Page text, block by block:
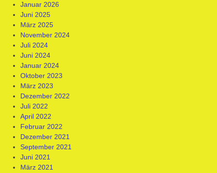
Januar 2026
Juni 2025
März 2025
November 2024
Juli 2024
Juni 2024
Januar 2024
Oktober 2023
März 2023
Dezember 2022
Juli 2022
April 2022
Februar 2022
Dezember 2021
September 2021
Juni 2021
März 2021